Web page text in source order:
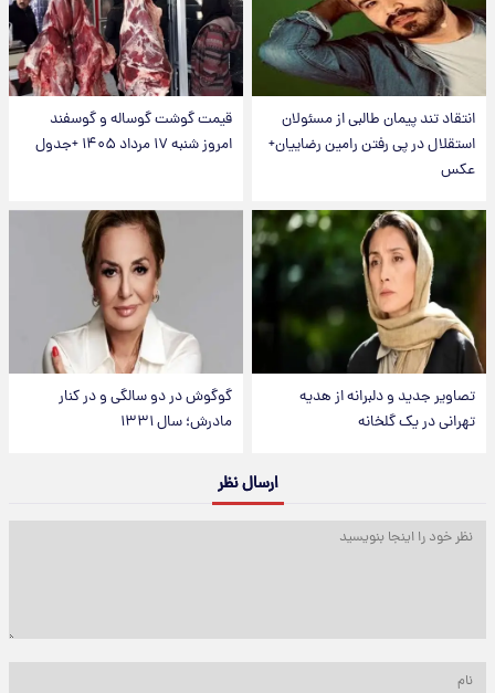
انتقاد تند پیمان طالبی از مسئولان
استقلال در پی رفتن رامین رضاییان+
عکس
قیمت گوشت گوساله و گوسفند
امروز شنبه ۱۷ مرداد ۱۴۰۵ +جدول
تصاویر جدید و دلبرانه از هدیه
تهرانی در یک گلخانه
گوگوش در دو سالگی و در کنار
مادرش؛ سال ۱۳۳۱
ارسال نظر